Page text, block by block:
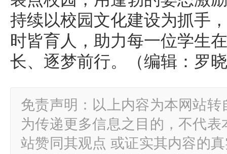
持续以校园文化建设为抓手
时皆育人，助力每一位学生
长、逐梦前行。（编辑：罗
免责声明：以上内容为本网站
为传递更多信息之目的，不代
站赞同其观点 或证实其内容的